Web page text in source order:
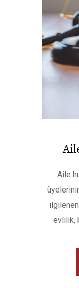
Aile
ilgilenen
evlilik,